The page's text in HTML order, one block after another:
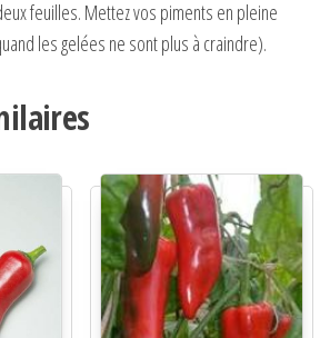
feuilles. Mettez vos piments en pleine
les gelées ne sont plus à craindre).